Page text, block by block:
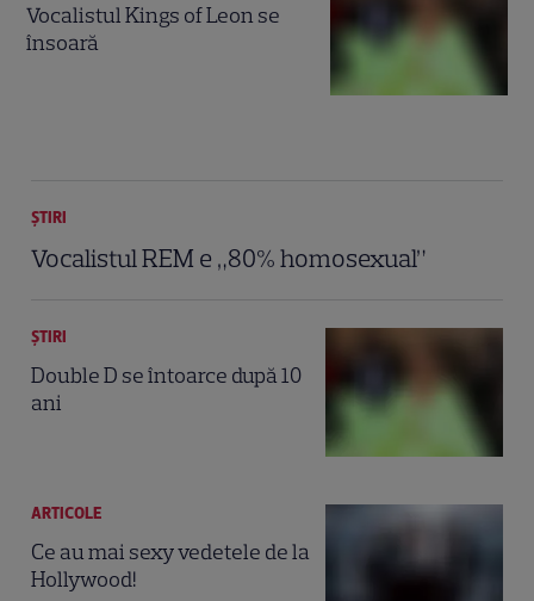
Vocalistul Kings of Leon se
însoară
ȘTIRI
Vocalistul REM e „80% homosexual”
ȘTIRI
Double D se întoarce după 10
ani
ARTICOLE
Ce au mai sexy vedetele de la
Hollywood!